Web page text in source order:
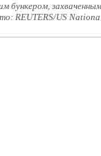
бункером,
REUTERS/US